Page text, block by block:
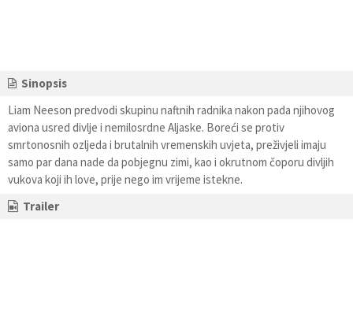
Sinopsis
Liam Neeson predvodi skupinu naftnih radnika nakon pada njihovog
aviona usred divlje i nemilosrdne Aljaske. Boreći se protiv
smrtonosnih ozljeda i brutalnih vremenskih uvjeta, preživjeli imaju
samo par dana nade da pobjegnu zimi, kao i okrutnom čoporu divljih
vukova koji ih love, prije nego im vrijeme istekne.
Trailer